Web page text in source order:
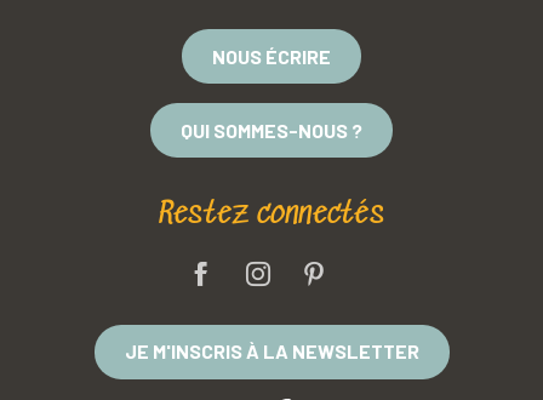
NOUS ÉCRIRE
QUI SOMMES-NOUS ?
Restez connectés
JE M'INSCRIS À LA NEWSLETTER